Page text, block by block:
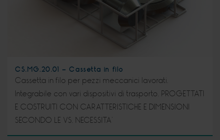
CS.MG.20.01 - Cassetta in filo
Cassetta in filo per pezzi meccanici lavorati.
Integrabile con vari dispositivi di trasporto. PROGETTATI
E COSTRUITI CON CARATTERISTICHE E DIMENSIONI
SECONDO LE VS. NECESSITA’